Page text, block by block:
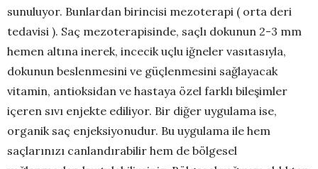
sunuluyor. Bunlardan birincisi mezoterapi ( orta deri
tedavisi ). Saç mezoterapisinde, saçlı dokunun 2-3 mm
hemen altına inerek, incecik uçlu iğneler vasıtasıyla,
dokunun beslenmesini ve güçlenmesini sağlayacak
vitamin, antioksidan ve hastaya özel farklı bileşimler
içeren sıvı enjekte ediliyor. Bir diğer uygulama ise,
organik saç enjeksiyonudur. Bu uygulama ile hem
saçlarınızı canlandırabilir hem de bölgesel